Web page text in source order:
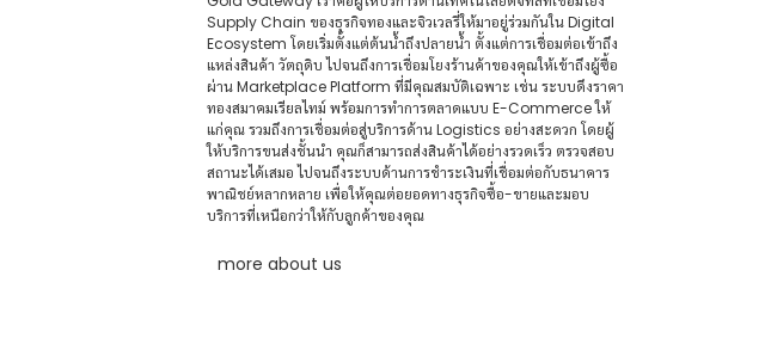
Supply Chain ของธุรกิจทองและจิวเวลรี่ให้มาอยู่ร่วมกันใน Digital
Ecosystem โดยเริ่มตั้งแต่ต้นน้ำถึงปลายน้ำ ตั้งแต่การเชื่อมต่อเข้าถึง
แหล่งสินค้า วัตถุดิบ ไปจนถึงการเชื่อมโยงร้านค้าของคุณให้เข้าถึงผู้ซื้อ
ผ่าน Marketplace Platform ที่มีคุณสมบัติเฉพาะ เช่น ระบบดึงราคา
ทองสมาคมเรียลไทม์ พร้อมการทำการตลาดแบบ E-Commerce ให้
แก่คุณ รวมถึงการเชื่อมต่อสู่บริการด้าน Logistics อย่างสะดวก โดยผู้
ให้บริการขนส่งชั้นนำ คุณก็สามารถส่งสินค้าได้อย่างรวดเร็ว ตรวจสอบ
สถานะได้เสมอ ไปจนถึงระบบด้านการชำระเงินที่เชื่อมต่อกับธนาคาร
พาณิชย์หลากหลาย เพื่อให้คุณต่อยอดทางธุรกิจซื้อ-ขายและมอบ
บริการที่เหนือกว่าให้กับลูกค้าของคุณ
more about us